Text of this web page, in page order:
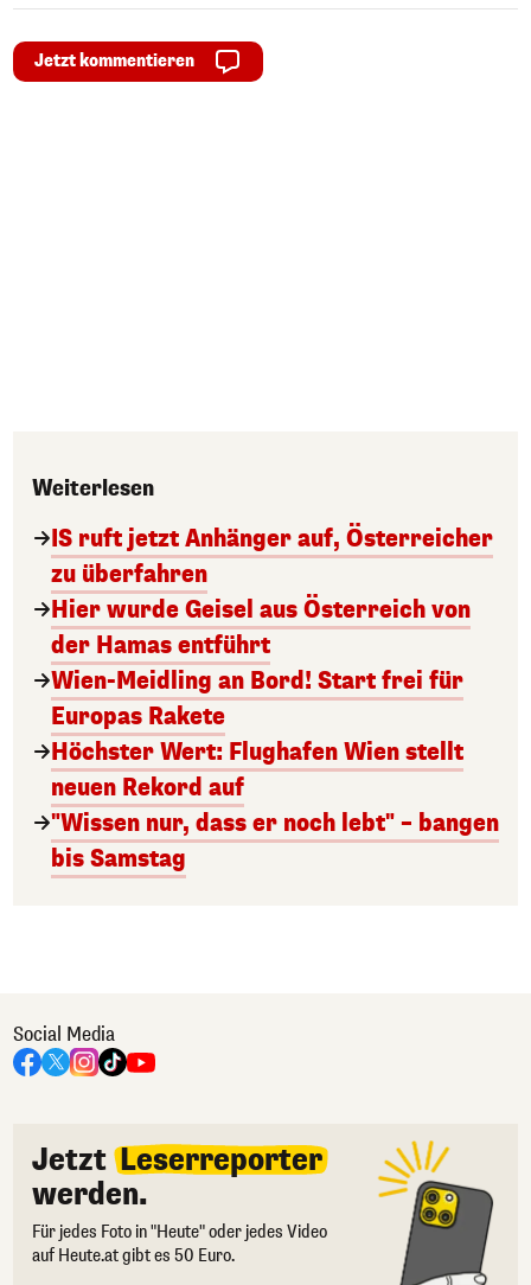
Jetzt kommentieren
Weiterlesen
IS ruft jetzt Anhänger auf, Österreicher
zu überfahren
Hier wurde Geisel aus Österreich von
der Hamas entführt
Wien-Meidling an Bord! Start frei für
Europas Rakete
Höchster Wert: Flughafen Wien stellt
neuen Rekord auf
"Wissen nur, dass er noch lebt" – bangen
bis Samstag
Social Media
Jetzt Leserreporter
werden.
Für jedes Foto in "Heute" oder jedes Video
auf Heute.at gibt es 50 Euro.